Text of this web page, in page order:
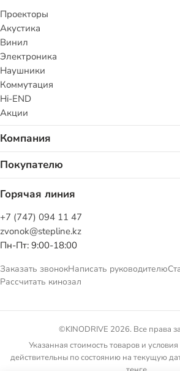
Проекторы
Акустика
Винил
Электроника
Наушники
Коммутация
Hi-END
Акции
Компания
Покупателю
Горячая линия
+7 (747) 094 11 47
zvonok@stepline.kz
Пн-Пт: 9:00-18:00
Заказать звонокНаписать руководителю
Рассчитать кинозал
©KINODRIVE 2026. Все права
Указанная стоимость товаров и
действительны по состоянию на текущую